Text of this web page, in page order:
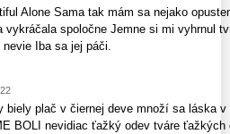
Alone Sama tak mám sa nejako
vykráčala spoločne Jemne si mi vyhrnul
Iba sa jej páči.
biely plač v čiernej deve množí sa láska
BOLI nevidiac ťažký odev tváre